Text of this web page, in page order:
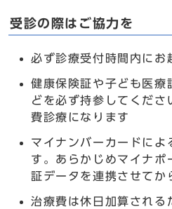
受診の際はご協力を
必ず診療受付時間内にお
健康保険証や子ども医療
どを必ず持参してくださ
費診療になります
マイナンバーカードによ
す。あらかじめマイナポ
証データを連携させてか
治療費は休日加算される